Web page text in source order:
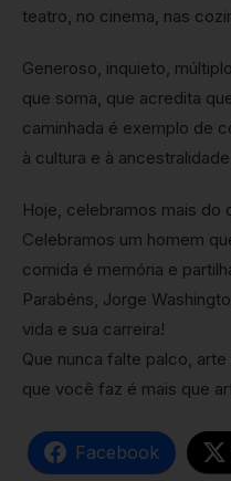
teatro, no cinema, nas
Generoso, inquieto,
que soma, que acredita
caminhada é exemplo de
à cultura e à
Hoje, celebramos mais do
Celebramos um homem
comida é memória e
Parabéns, Jorge
vida e sua carreira!
Que nunca falte palco,
que você faz é mais que
Facebook